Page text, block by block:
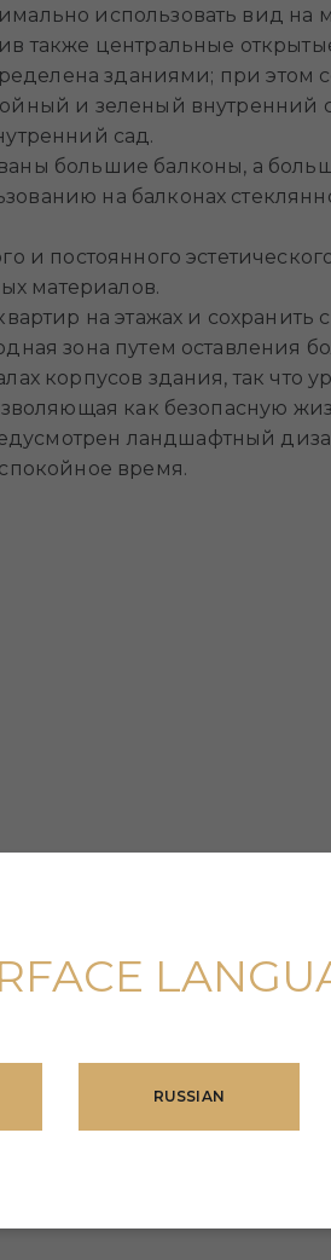
использовать вид на
также центральные
зданиями; при этом
и зеленый
сад.
большие балконы, а
на балконах
постоянного
материалов.
на этажах и
зона путем оставления
корпусов здания, так что
как безопасную
ландшафтный
время.
RUSSIAN